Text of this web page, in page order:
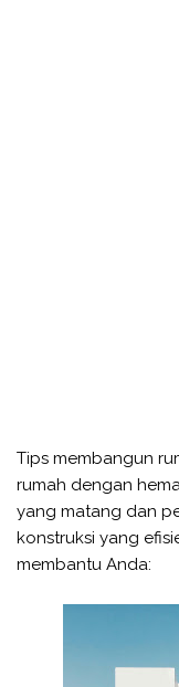
Tips membangun
rumah dengan
yang matang dan
konstruksi yang
membantu Anda: